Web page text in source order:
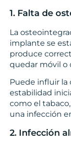
1. Falta de
La
implante se
produce
quedar móvil o
Puede influir la
estabilidad
como el
una infección
2. Infección